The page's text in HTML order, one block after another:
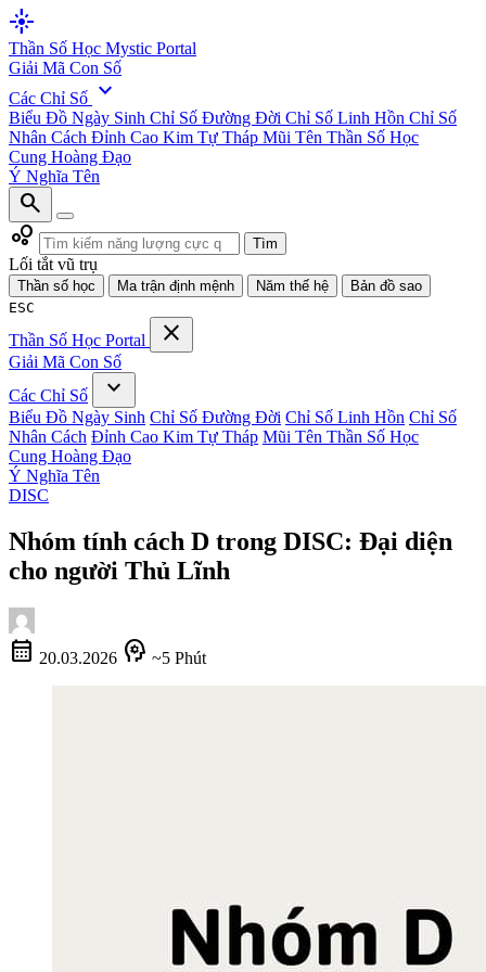
flare
Thần Số Học Mystic Portal
Giải Mã Con Số
Các Chỉ Số expand_more
Biểu Đồ Ngày Sinh Chỉ Số Đường Đời Chỉ Số Linh Hồn Chỉ Số
Nhân Cách Đỉnh Cao Kim Tự Tháp Mũi Tên Thần Số Học
Cung Hoàng Đạo
Ý Nghĩa Tên
search
bubble_chart
Tìm
Lối tắt vũ trụ
Thần số học Ma trận định mệnh Năm thế hệ
Bản đồ sao
ESC
Thần Số Học Portal close
Giải Mã Con Số
Các Chỉ Số
expand_more
Biểu Đồ Ngày Sinh Chỉ Số Đường Đời Chỉ Số Linh Hồn Chỉ Số
Nhân Cách Đỉnh Cao Kim Tự Tháp Mũi Tên Thần Số Học
Cung Hoàng Đạo
Ý Nghĩa Tên
DISC
Nhóm tính cách D trong DISC: Đại diện
cho người Thủ Lĩnh
calendar_month 20.03.2026 psychology ~5 Phút